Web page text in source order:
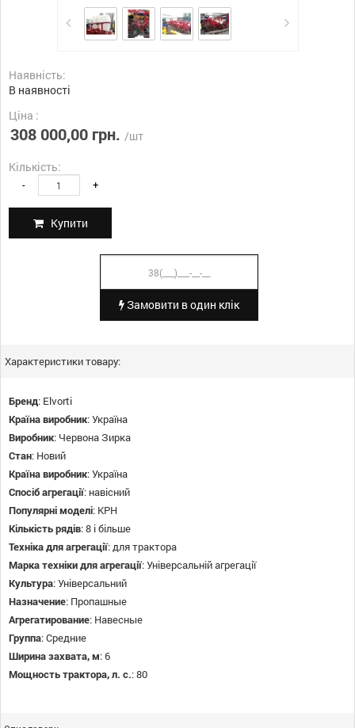
Наявність:
В наявності
Ціна :
308 000,00 грн. /шт
Кількість:
- +
Купити
Замовити в один клік
Характеристики товару:
Бренд: Elvorti
Країна виробник:Україна
Виробник: Червона Зирка
Стан: Новий
Країна виробник:Україна
Спосіб агрегації: навісний
Популярні моделі: КРН
Кількість рядів:8 і більше
Техніка для агрегації:для трактора
Марка техніки для агрегації:Універсальній агрегації
Культура:Універсальний
Назначение: Пропашные
Агрегатирование: Навесные
Группа:Средние
Ширина захвата, м:6
Мощность трактора, л. с.:80